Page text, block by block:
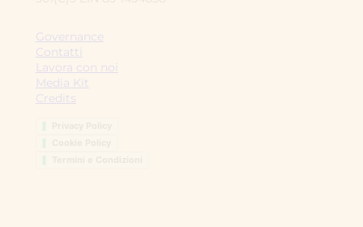
Governance
Contatti
Lavora con noi
Media Kit
Credits